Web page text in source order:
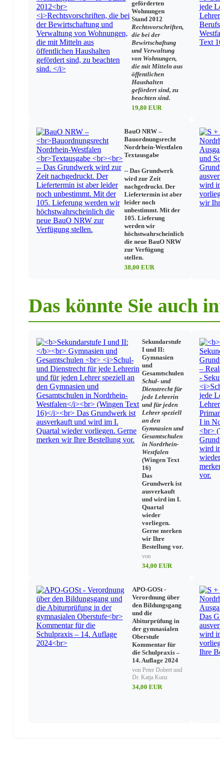
Schüler ausländischer Herkunft
Lehrkräfte
Beurlaubung / Dienstbefreiung / Krankmeldung
Unfälle / Haftung
Allgemeines Dienstrecht
Allgemeine Schulverwaltung
Schülerverzeichnisse, Listen
Inventar
Lehr- und Lernmittel
Haushalt
Unterrichtsplanung
Wochenpläne
Sonstiges
Schulwanderungen und Schulfahrten
Datenschutz
Schadensfälle in Schulen
Abschlüsse
Zeugnisse
geförderten
Wohnungen
Stand 2012
Rechtsvorschriften,
die bei der
Bewirtschaftung
und Verwaltung
von Wohnungen,
die mit Mitteln aus
öffentlichen
Haushalten
gefördert sind, zu
beachten sind.
19,80 EUR
BauO NRW –
Bauordnungsrecht
Nordrhein-Westfalen
Textausgabe
-- Das Grundwerk
wird zur Zeit
nachgedruckt. Der
Liefertermin ist aber
leider noch
unbestimmt. Mit der
105. Lieferung
werden wir
höchstwahrscheinlich
die neue BauO NRW
zur Verfügung
stellen.
38,00 EUR
Das könnte Sie auch
Sekundarstufe
I und II:
Gymnasien
und
Gesamtschulen
Schul- und
Dienstrecht für
jede Lehrerin
und für jeden
Lehrer speziell
an den
Gymnasien und
Gesamtschulen
in Nordrhein-
Westfalen
(Wingen Text
16)
Das
Grundwerk ist
ausverkauft
und wird im I.
Quartal
wieder
vorliegen.
Gerne merken
wir Ihre
Bestellung vor.
von
34,00 EUR
APO-GOSt -
Verordnung über
den Bildungsgang
und die
Abiturprüfung in
der gymnasialen
Oberstufe
Kommentar für
die Schulpraxis –
14. Auflage 2024
von Peter Dobert und
Dr. Katja Kunz
34,00 EUR